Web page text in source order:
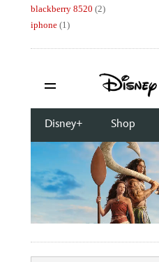
blackberry 8520 (2)
iphone (1)